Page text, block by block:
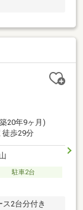
20年9ヶ月)
徒歩29分
駐車2台
2台分付き